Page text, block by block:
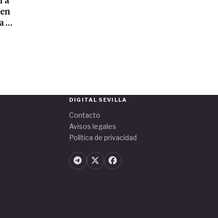
el
DIGITAL SEVILLA
Contacto
Avisos legales
Política de privacidad